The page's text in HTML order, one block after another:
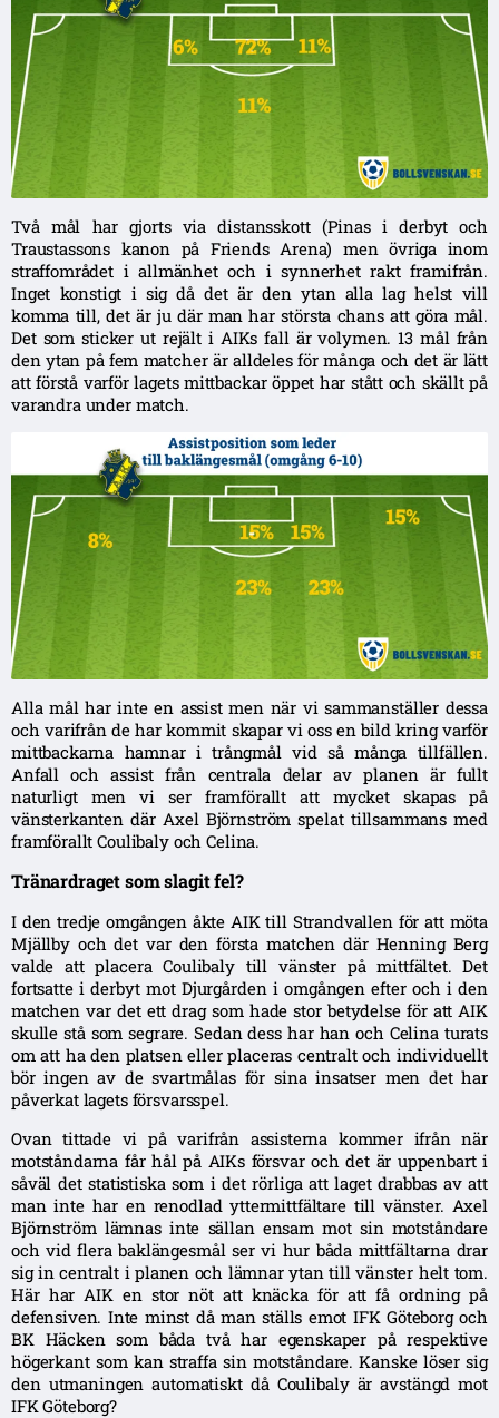
Två mål har gjorts via distansskott (Pinas i derbyt och
Traustassons kanon på Friends Arena) men övriga inom
straffområdet i allmänhet och i synnerhet rakt framifrån.
Inget konstigt i sig då det är den ytan alla lag helst vill
komma till, det är ju där man har största chans att göra mål.
Det som sticker ut rejält i AIKs fall är volymen. 13 mål från
den ytan på fem matcher är alldeles för många och det är lätt
att förstå varför lagets mittbackar öppet har stått och skällt på
varandra under match.
Alla mål har inte en assist men när vi sammanställer dessa
och varifrån de har kommit skapar vi oss en bild kring varför
mittbackarna hamnar i trångmål vid så många tillfällen.
Anfall och assist från centrala delar av planen är fullt
naturligt men vi ser framförallt att mycket skapas på
vänsterkanten där Axel Björnström spelat tillsammans med
framförallt Coulibaly och Celina.
Tränardraget som slagit fel?
I den tredje omgången åkte AIK till Strandvallen för att möta
Mjällby och det var den första matchen där Henning Berg
valde att placera Coulibaly till vänster på mittfältet. Det
fortsatte i derbyt mot Djurgården i omgången efter och i den
matchen var det ett drag som hade stor betydelse för att AIK
skulle stå som segrare. Sedan dess har han och Celina turats
om att ha den platsen eller placeras centralt och individuellt
bör ingen av de svartmålas för sina insatser men det har
påverkat lagets försvarsspel.
Ovan tittade vi på varifrån assisterna kommer ifrån när
motståndarna får hål på AIKs försvar och det är uppenbart i
såväl det statistiska som i det rörliga att laget drabbas av att
man inte har en renodlad yttermittfältare till vänster. Axel
Björnström lämnas inte sällan ensam mot sin motståndare
och vid flera baklängesmål ser vi hur båda mittfältarna drar
sig in centralt i planen och lämnar ytan till vänster helt tom.
Här har AIK en stor nöt att knäcka för att få ordning på
defensiven. Inte minst då man ställs emot IFK Göteborg och
BK Häcken som båda två har egenskaper på respektive
högerkant som kan straffa sin motståndare. Kanske löser sig
den utmaningen automatiskt då Coulibaly är avstängd mot
IFK Göteborg?